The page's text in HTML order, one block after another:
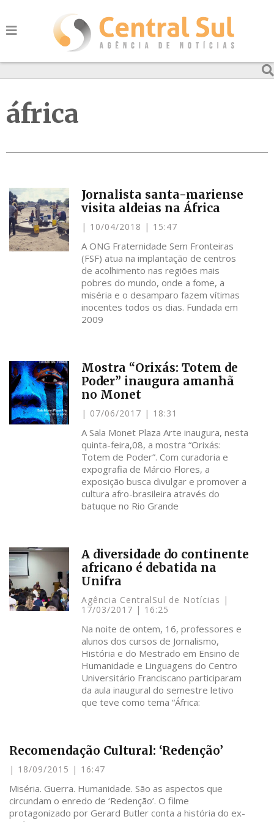
áfrica
Jornalista santa-mariense
visita aldeias na África
10/04/2018 15:47
A ONG Fraternidade Sem Fronteiras
(FSF) atua na implantação de centros
de acolhimento nas regiões mais
pobres do mundo, onde a fome, a
miséria e o desamparo fazem vítimas
inocentes todos os dias. Fundada em
2009
Mostra “Orixás: Totem de
Poder” inaugura amanhã
no Monet
07/06/2017 18:31
A Sala Monet Plaza Arte inaugura, nesta
quinta-feira,08, a mostra “Orixás:
Totem de Poder”. Com curadoria e
expografia de Márcio Flores, a
exposição busca divulgar e promover a
cultura afro-brasileira através do
batuque no Rio Grande
A diversidade do continente
africano é debatida na
Unifra
Agência CentralSul de Notícias
17/03/2017
16:25
Na noite de ontem, 16, professores e
alunos dos cursos de Jornalismo,
História e do Mestrado em Ensino de
Humanidade e Linguagens do Centro
Universitário Franciscano participaram
da aula inaugural do semestre letivo
que teve como tema “África:
Recomendação Cultural: ‘Redenção’
18/09/2015 16:47
Miséria. Guerra. Humanidade. São as aspectos que
circundam o enredo de ‘Redenção’. O filme
protagonizado por Gerard Butler conta a história do ex-